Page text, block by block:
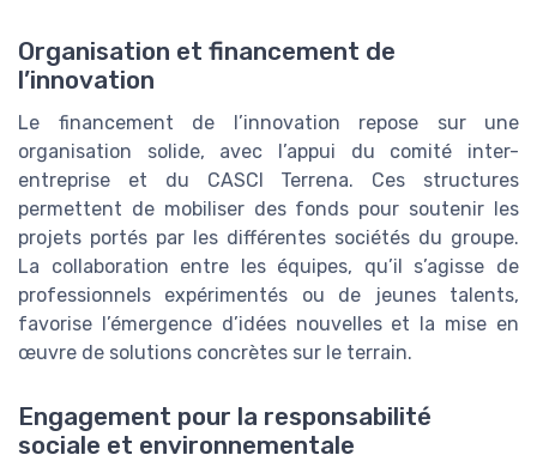
Organisation et financement de
l’innovation
Le financement de l’innovation repose sur une
organisation solide, avec l’appui du comité inter-
entreprise et du CASCI Terrena. Ces structures
permettent de mobiliser des fonds pour soutenir les
projets portés par les différentes sociétés du groupe.
La collaboration entre les équipes, qu’il s’agisse de
professionnels expérimentés ou de jeunes talents,
favorise l’émergence d’idées nouvelles et la mise en
œuvre de solutions concrètes sur le terrain.
Engagement pour la responsabilité
sociale et environnementale